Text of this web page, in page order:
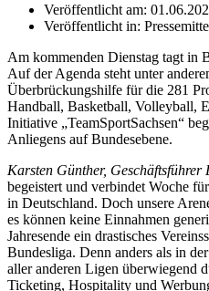
Veröffentlicht am:
Veröffentlicht in:
Am kommenden Dienstag tagt in
Auf der Agenda steht unter
Überbrückungshilfe für die 281
Handball, Basketball, Volleyball,
Initiative „TeamSportSachsen“
Anliegens auf Bundesebene.
Karsten Günther,
begeistert und verbindet Woche
in Deutschland. Doch unsere
es können keine Einnahmen
Jahresende ein drastisches
Bundesliga. Denn anders als in
aller anderen Ligen überwiegend
Ticketing, Hospitality und